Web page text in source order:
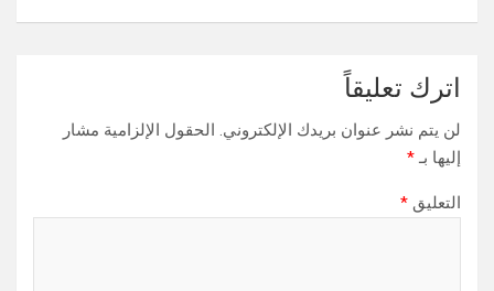
اترك تعليقاً
لن يتم نشر عنوان بريدك الإلكتروني. الحقول الإلزامية مشار
إليها بـ*
التعليق *